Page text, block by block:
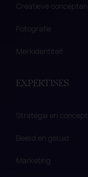
Creatieve concepten
Fotografie
Merkidentiteit
EXPERTISES
Strategie en concept
Beeld en geluid
Marketing